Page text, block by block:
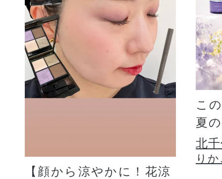
【顔から涼やかに！花涼
こ
夏
北
り